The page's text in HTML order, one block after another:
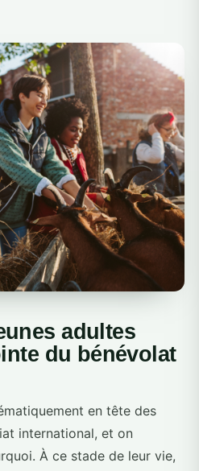
adultes
du bénévolat
en tête des
international, et on
À ce stade de leur vie,